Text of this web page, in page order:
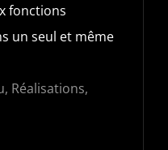
fonctions
un seul et même
Réalisations,